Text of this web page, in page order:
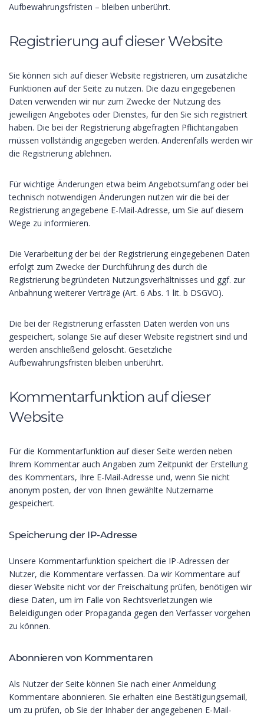
Aufbewahrungsfristen – bleiben unberührt.
Registrierung auf dieser Website
Sie können sich auf dieser Website registrieren, um zusätzliche
Funktionen auf der Seite zu nutzen. Die dazu eingegebenen
Daten verwenden wir nur zum Zwecke der Nutzung des
jeweiligen Angebotes oder Dienstes, für den Sie sich registriert
haben. Die bei der Registrierung abgefragten Pflichtangaben
müssen vollständig angegeben werden. Anderenfalls werden wir
die Registrierung ablehnen.
Für wichtige Änderungen etwa beim Angebotsumfang oder bei
technisch notwendigen Änderungen nutzen wir die bei der
Registrierung angegebene E-Mail-Adresse, um Sie auf diesem
Wege zu informieren.
Die Verarbeitung der bei der Registrierung eingegebenen Daten
erfolgt zum Zwecke der Durchführung des durch die
Registrierung begründeten Nutzungsverhältnisses und ggf. zur
Anbahnung weiterer Verträge (Art. 6 Abs. 1 lit. b DSGVO).
Die bei der Registrierung erfassten Daten werden von uns
gespeichert, solange Sie auf dieser Website registriert sind und
werden anschließend gelöscht. Gesetzliche
Aufbewahrungsfristen bleiben unberührt.
Kommentar­funktion auf dieser
Website
Für die Kommentarfunktion auf dieser Seite werden neben
Ihrem Kommentar auch Angaben zum Zeitpunkt der Erstellung
des Kommentars, Ihre E-Mail-Adresse und, wenn Sie nicht
anonym posten, der von Ihnen gewählte Nutzername
gespeichert.
Speicherung der IP-Adresse
Unsere Kommentarfunktion speichert die IP-Adressen der
Nutzer, die Kommentare verfassen. Da wir Kommentare auf
dieser Website nicht vor der Freischaltung prüfen, benötigen wir
diese Daten, um im Falle von Rechtsverletzungen wie
Beleidigungen oder Propaganda gegen den Verfasser vorgehen
zu können.
Abonnieren von Kommentaren
Als Nutzer der Seite können Sie nach einer Anmeldung
Kommentare abonnieren. Sie erhalten eine Bestätigungsemail,
um zu prüfen, ob Sie der Inhaber der angegebenen E-Mail-